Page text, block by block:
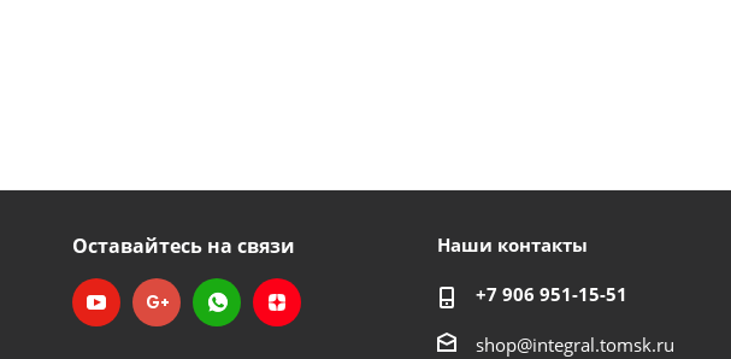
Оставайтесь на связи Наши контакты
+7 906 951-15-51
shop@integral.tomsk.ru